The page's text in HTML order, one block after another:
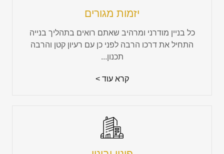
יזמות מגורים
כל בניין מודרני ומרהיב שאתם רואים בתהליך בנייה
התחיל את דרכו הרבה לפני כן עם רעיון קטן והרבה
תכנון...
קרא עוד >